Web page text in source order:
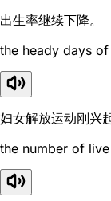
出生率继续下降。
the heady days
妇女解放运动刚兴
the number of